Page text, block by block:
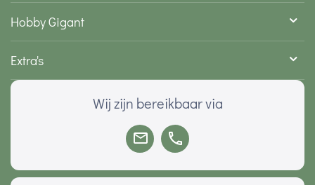
Hobby Gigant
Extra's
Wij zijn bereikbaar via